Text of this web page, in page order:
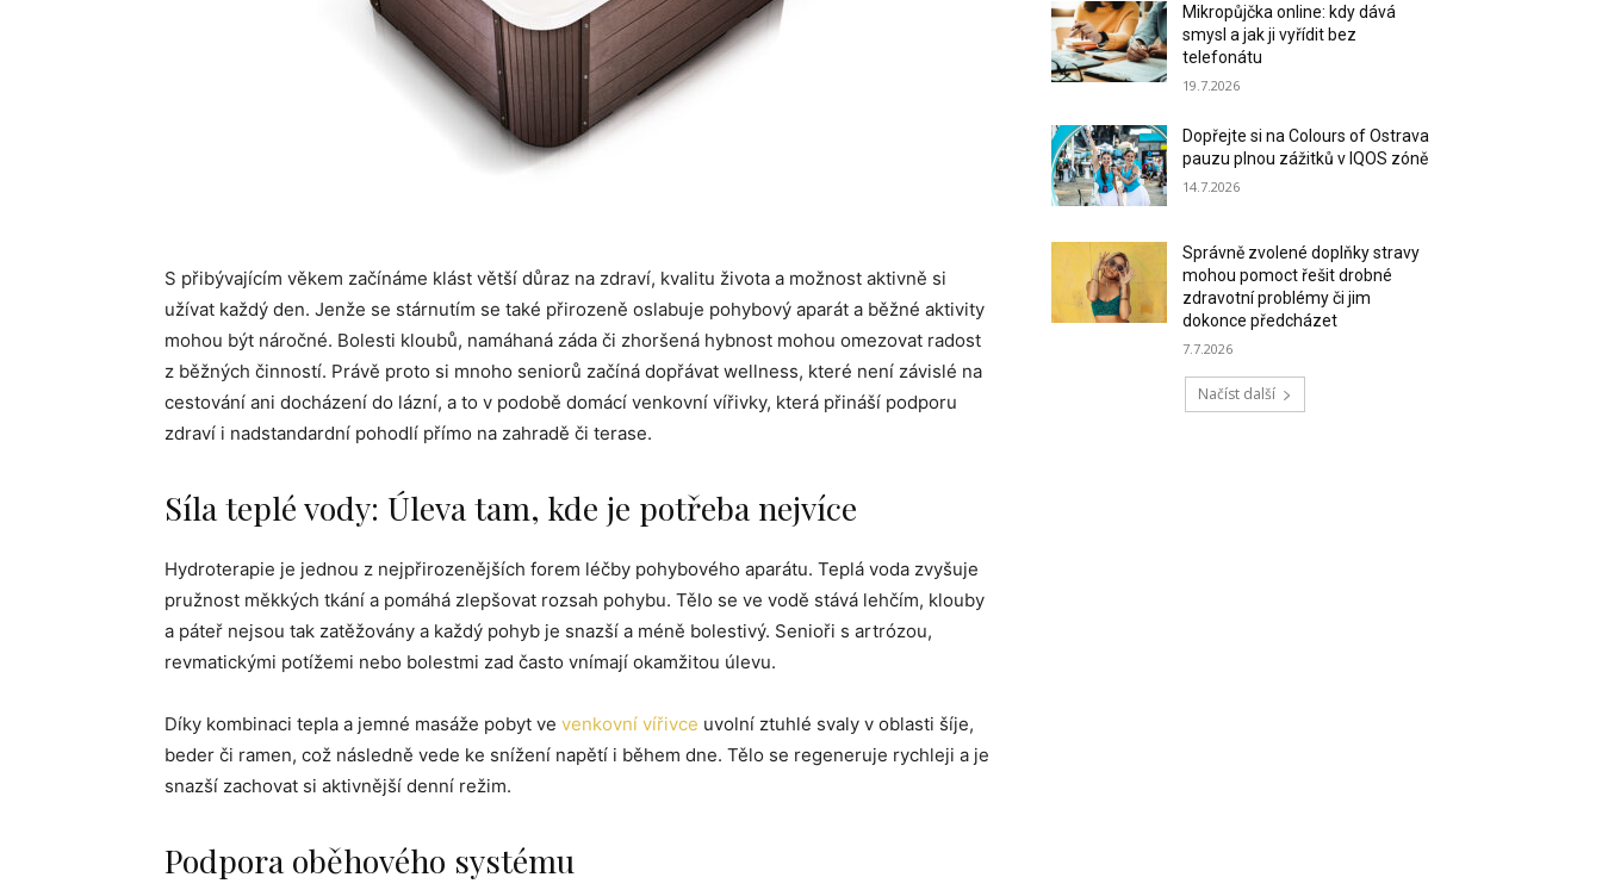
S přibývajícím věkem začínáme klást větší důraz na zdraví, kvalitu života a možnost aktivně si
užívat každý den. Jenže se stárnutím se také přirozeně oslabuje pohybový aparát a běžné aktivity
mohou být náročné. Bolesti kloubů, namáhaná záda či zhoršená hybnost mohou omezovat radost
z běžných činností. Právě proto si mnoho seniorů začíná dopřávat wellness, které není závislé na
cestování ani docházení do lázní, a to v podobě domácí venkovní vířivky, která přináší podporu
zdraví i nadstandardní pohodlí přímo na zahradě či terase.
Síla teplé vody: Úleva tam, kde je potřeba nejvíce
Hydroterapie je jednou z nejpřirozenějších forem léčby pohybového aparátu. Teplá voda zvyšuje
pružnost měkkých tkání a pomáhá zlepšovat rozsah pohybu. Tělo se ve vodě stává lehčím, klouby
a páteř nejsou tak zatěžovány a každý pohyb je snazší a méně bolestivý. Senioři s artrózou,
revmatickými potížemi nebo bolestmi zad často vnímají okamžitou úlevu.
Díky kombinaci tepla a jemné masáže pobyt ve venkovní vířivce uvolní ztuhlé svaly v oblasti šíje,
beder či ramen, což následně vede ke snížení napětí i během dne. Tělo se regeneruje rychleji a je
snazší zachovat si aktivnější denní režim.
Podpora oběhového systému
Mikropůjčka online: kdy dává
smysl a jak ji vyřídit bez
telefonátu
19.7.2026
Dopřejte si na Colours of Ostrava
pauzu plnou zážitků v IQOS zóně
14.7.2026
Správně zvolené doplňky stravy
mohou pomoct řešit drobné
zdravotní problémy či jim
dokonce předcházet
7.7.2026
Načíst další